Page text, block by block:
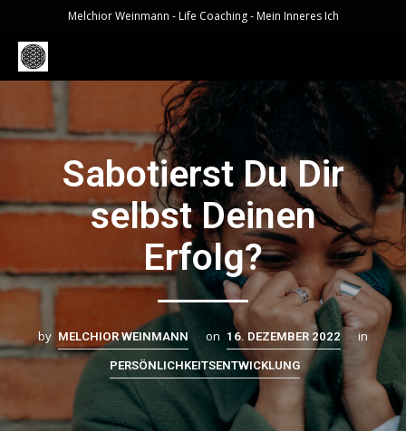
Melchior Weinmann - Life Coaching - Mein Inneres Ich
Sabotierst Du Dir
selbst Deinen
Erfolg?
by MELCHIOR WEINMANN on 16. DEZEMBER 2022 in
PERSÖNLICHKEITSENTWICKLUNG